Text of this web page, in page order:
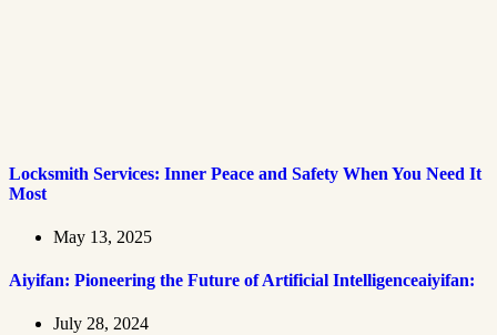
Locksmith Services: Inner Peace and Safety When You Need It
Most
May 13, 2025
Aiyifan: Pioneering the Future of Artificial Intelligenceaiyifan:
July 28, 2024